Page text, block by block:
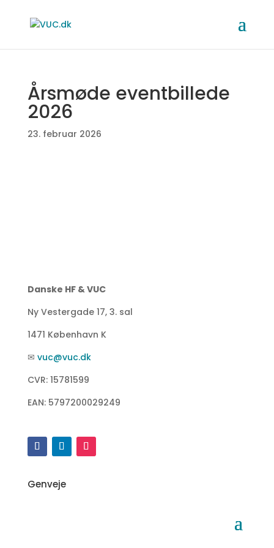
Årsmøde eventbillede
2026
23. februar 2026
Danske HF & VUC
Ny Vestergade 17, 3. sal
1471 København K
✉ vuc@vuc.dk
CVR: 15781599
EAN: 5797200029249
Genveje